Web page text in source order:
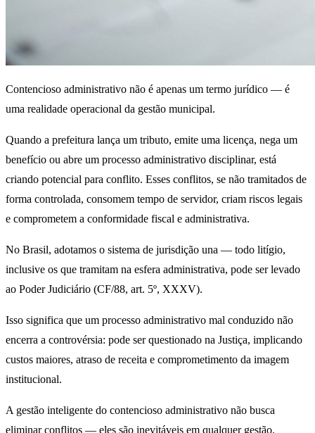
Contencioso administrativo não é apenas um termo jurídico — é
uma realidade operacional da gestão municipal.
Quando a prefeitura lança um tributo, emite uma licença, nega um
benefício ou abre um processo administrativo disciplinar, está
criando potencial para conflito. Esses conflitos, se não tramitados de
forma controlada, consomem tempo de servidor, criam riscos legais
e comprometem a conformidade fiscal e administrativa.
No Brasil, adotamos o sistema de jurisdição una — todo litígio,
inclusive os que tramitam na esfera administrativa, pode ser levado
ao Poder Judiciário (CF/88, art. 5º, XXXV).
Isso significa que um processo administrativo mal conduzido não
encerra a controvérsia: pode ser questionado na Justiça, implicando
custos maiores, atraso de receita e comprometimento da imagem
institucional.
A gestão inteligente do contencioso administrativo não busca
eliminar conflitos — eles são inevitáveis em qualquer gestão.